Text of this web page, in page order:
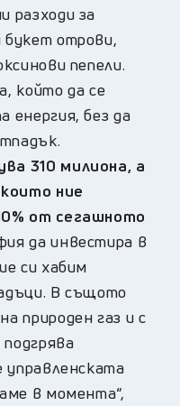
разходи за
отрови,
пепели.
който да се
енергия, без да
310 милиона, а
ние
от сегашното
да инвестира в
си хабим
В същото
природен газ и с
управленската
в момента“,